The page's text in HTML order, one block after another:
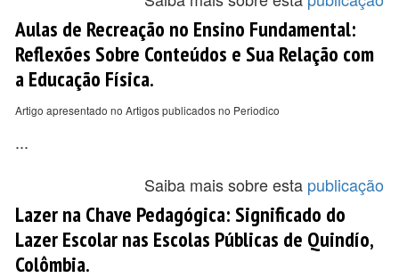
Aulas de Recreação no Ensino Fundamental:
Reflexões Sobre Conteúdos e Sua Relação com
a Educação Física.
Artigo apresentado no Artigos publicados no Periodico
...
Saiba mais sobre esta publicação
Lazer na Chave Pedagógica: Significado do
Lazer Escolar nas Escolas Públicas de Quindío,
Colômbia.